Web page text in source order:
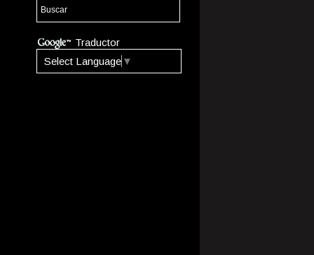
Traductor
Select Language ▼